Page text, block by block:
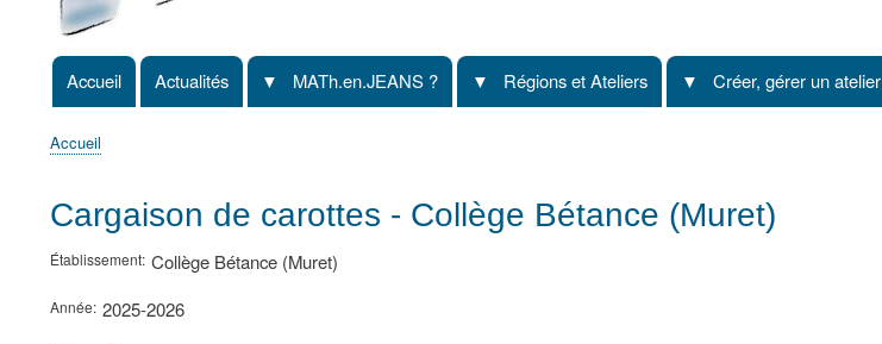
Navigation
principale
Accueil Actualités MATh.en.JEANS ? Régions et Ateliers Créer, gérer un atelier
d'Ariane
Accueil
Cargaison de carottes - Collège Bétance (Muret)
Établissement Collège Bétance (Muret)
Année 2025-2026